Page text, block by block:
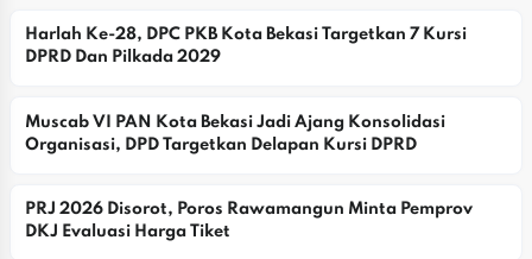
Harlah Ke-28, DPC PKB Kota Bekasi Targetkan 7 Kursi
DPRD Dan Pilkada 2029
Muscab VI PAN Kota Bekasi Jadi Ajang Konsolidasi
Organisasi, DPD Targetkan Delapan Kursi DPRD
PRJ 2026 Disorot, Poros Rawamangun Minta Pemprov
DKJ Evaluasi Harga Tiket